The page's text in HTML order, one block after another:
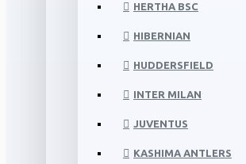
HERTHA BSC
HIBERNIAN
HUDDERSFIELD
INTER MILAN
JUVENTUS
KASHIMA ANTLERS